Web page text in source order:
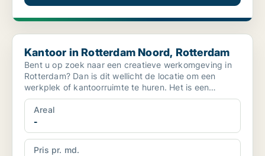
Kantoor in Rotterdam Noord, Rotterdam
Kantoor in Rotterdam Noord, Rotterdam
Bent u op zoek naar een creatieve werkomgeving in
Rotterdam? Dan is dit wellicht de locatie om een
werkplek of kantoorruimte te huren. Het is een
kantoor met...
Areal
-
Pris pr. md.